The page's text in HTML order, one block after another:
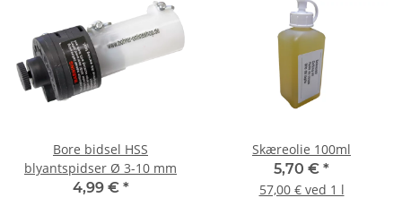
Bore bidsel HSS
blyantspidser Ø 3-10 mm
4,99 € *
Skæreolie 100ml
5,70 € *
57,00 € ved 1 l